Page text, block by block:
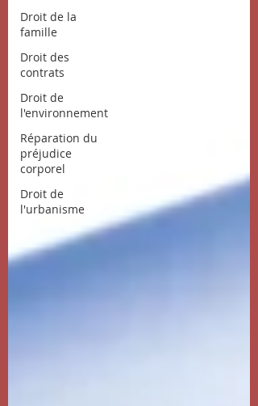
Droit de la
famille
Droit des
contrats
Droit de
l'environnement
Réparation du
préjudice
corporel
Droit de
l'urbanisme